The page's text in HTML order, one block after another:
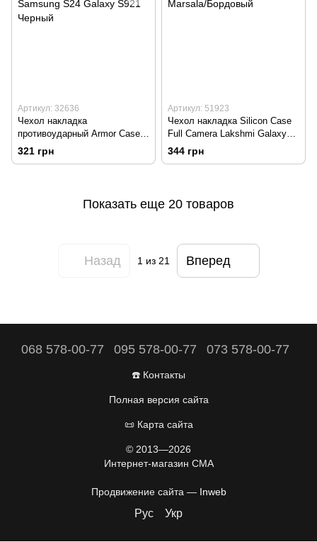
Артикул: 32636
Чехол накладка
противоударный Armor Case
CamShield для Samsung S24
Galaxy S921 Черный
321 грн
Артикул: 51923
Чехол накладка Silicon Case
Full Camera Lakshmi Galaxy
S24 Samsung S921 Marsala/
Бордовый
344 грн
Показать еще 20 товаров
Назад 1из 21 Вперед
068 578-00-77 095 578-00-77 073 578-00-77
☎️ Контакты
Полная версия сайта
📜 Карта сайта
© 2013—2026
Интернет-магазин CMA
Продвижение сайта — Inweb
Рус Укр